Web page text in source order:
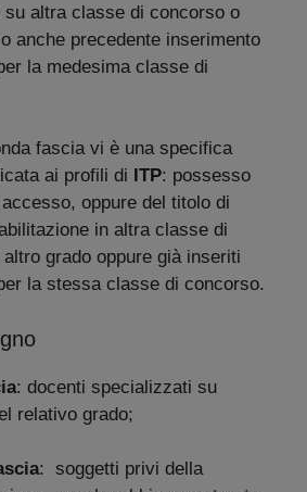
su altra classe di concorso o
anche precedente inserimento
la medesima classe di
fascia vi è una specifica
ai profili di ITP: possesso
oppure del titolo di
in altra classe di
grado oppure già inseriti
la stessa classe di concorso.
: docenti specializzati su
relativo grado;
: soggetti privi della